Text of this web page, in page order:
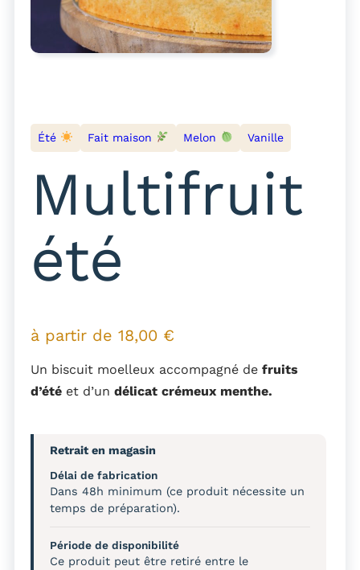
Été Fait maison Melon Vanille
Multifruit
été
à partir de 18,00 €
Un biscuit moelleux accompagné de fruits
d’été et d’un délicat crémeux menthe.
Retrait en magasin
Délai de fabrication
Dans 48h minimum (ce produit nécessite un
temps de préparation).
Période de disponibilité
Ce produit peut être retiré entre le